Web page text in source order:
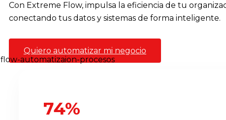
Con Extreme Flow, impulsa la eficiencia de tu
conectando tus datos y sistemas de forma inteligente.
Quiero automatizar mi negocio
74%